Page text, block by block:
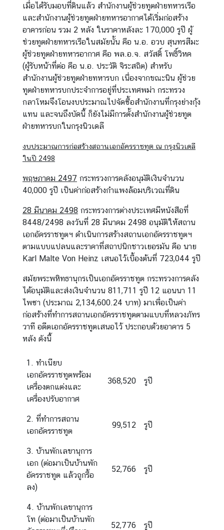
ธ์
ไ
ท
ย
-
อิ
น
เ
ดี
ย
บ
ท
ว
า
ม
/
ส
า
ร
ดี
ติ
ด
ต่
อ
ร
า
เมื่อได้รับมอบที่ดินแล้ว สำนักงานผู้ช่วยทูตฝ่ายทหารเรือ
และสำนักงานผู้ช่วยทูตฝ่ายทหารอากาศได้เริ่มก่อสร้าง
อาคารก่อน รวม 2 หลัง ในราคาหลังละ 170,000 รูปี ผู้
ช่วยทูตฝ่ายทหารเรือในสมัยนั้น คือ น.อ. อวบ สุนทรสีมะ
ผู้ช่วยทูตฝ่ายทหารอากาศ คือ พล.อ.จ. สวัสดิ์ โพธิ์วิหค
(ผู้รับหน้าที่ต่อ คือ น.อ. ประวัติ จิระสถิต) สำหรับ
สำนักงานผู้ช่วยทูตฝ่ายทหารบก เนื่องจากขณะนิน ผู้ช่วย
ทูตฝ่ายทหารบกประจำการอยู่ที่ประเทศพม่า กระทรวง
กลาโหมจึงโอนงบประมาณไปจัดซื้อสำนักงานที่กรุงย่างกุ้ง
แทน และจนถึงบัดนี้ ก็ยังไม่มีการตั้งสำนักงานผู้ช่วยทูต
ฝ่ายทหารบกในกรุงนิวเดลี
งบประมาณการก่อสร้างสถานเอกอัครราชทูต ณ กรุงนิวเดลี
ในปี 2498
พฤษภาคม 2497 กระทรวงการคลังอนุมัติเงินจำนวน
40,000 รูปี เป็นค่าก่อสร้างกำแพงล้อมบริเวณที่ดิน
28 มีนาคม 2498 กระทรวงการต่างประเทศมีหนังสือที่
8448/2498 ลงวันที่ 28 มีนาคม 2498 อนุมัติให้สถาน
เอกอัครราชทูตฯ ดำเนินการสร้างสถานเอกอัครราชทูตฯ
ตามแบบแปลนและราคาที่สถาปนิกชาวเยอรมัน คือ นาย
Karl Malte Von Heinz เสนอไว้เบื้องต้นที่ 723,044 รูปี
สมัยพระพหิทธานุกรเป็นเอกอัครราชทูต กระทรวงการคลัง
ได้อนุมัติและส่งเงินจำนวน 811,711 รูปี 12 แอนนา 11
ไพซา (ประมาณ 2,134,600.24 บาท) มาเพื่อเป็นค่า
ก่อสร้างที่ทำการสถานเอกอัครราชทูตตามแบบที่หลวงภัทร
วาที อดีตเอกอัครราชทูตเสนอไว้ ประกอบด้วยอาคาร 5
หลัง ดังนี้
1. ทำเนียบ
เอกอัครราชทูตพร้อม
เครื่องตกแต่งและ
เครื่องปรับอากาศ
368,520 รูปี
2. ที่ทำการสถาน
เอกอัครราชทูต
99,512 รูปี
3. บ้านพักเลขานุการ
เอก (ต่อมาเป็นบ้านพัก
อัครราชทูต แล้วถูกรื้อ
ลง)
52,766 รูปี
4. บ้านพักเลขานุการ
โท (ต่อมาเป็นบ้านพัก
52,776 รูปี